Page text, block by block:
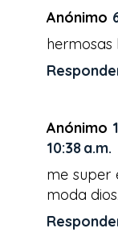
Anónimo
hermosas
Anónimo
10:38 a.m.
me super
moda